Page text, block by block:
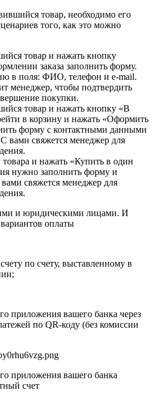
товар, необходимо его
того, как это можно
товар и нажать кнопку
заказа заполнить форму.
в поля: ФИО, телефон и e-mail.
менеджер, чтобы подтвердить
покупки.
товар и нажать кнопку «В
в корзину и нажать «Оформить
форму с контактными данными
С вами свяжется менеджер для
и нажать «Купить в один
нужно заполнить форму и
вами свяжется менеджер для
и юридическими лицами. И
оплаты
по счету, выставленному в
приложения вашего банка через
по QR-коду (без комиссии
приложения вашего банка
счет